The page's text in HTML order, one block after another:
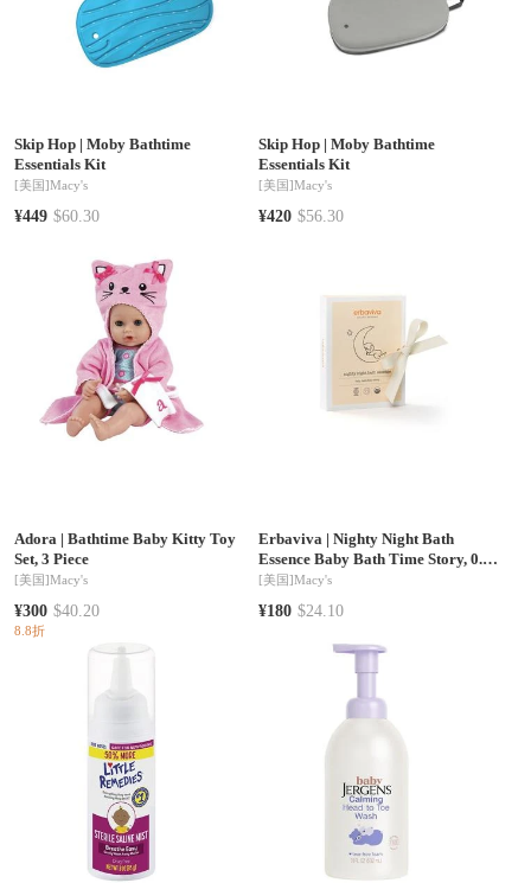
Skip Hop| Moby Bathtime
Essentials Kit
[美国]Macy's
¥449 $60.30
Skip Hop |Moby Bathtime
Essentials Kit
[美国]Macy's
¥420 $56.30
Adora| Bathtime Baby Kitty Toy
Set, 3 Piece
[美国]Macy's
¥300 $40.20
8.8折
Erbaviva |Nighty Night Bath
Essence Baby Bath Time Story, 0.33
oz.
[美国]Macy's
¥180 $24.10